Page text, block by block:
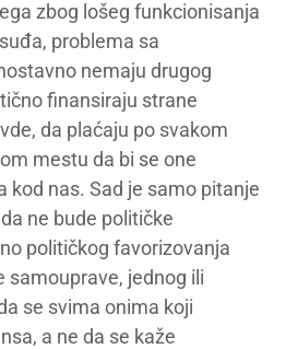
zbog lošeg funkcionisanja
problema sa
nemaju drugog
finansiraju strane
da plaćaju po svakom
mestu da bi se one
kod nas. Sad je samo pitanje
ne bude političke
političkog favorizovanja
samouprave, jednog ili
se svima onima koji
a ne da se kaže